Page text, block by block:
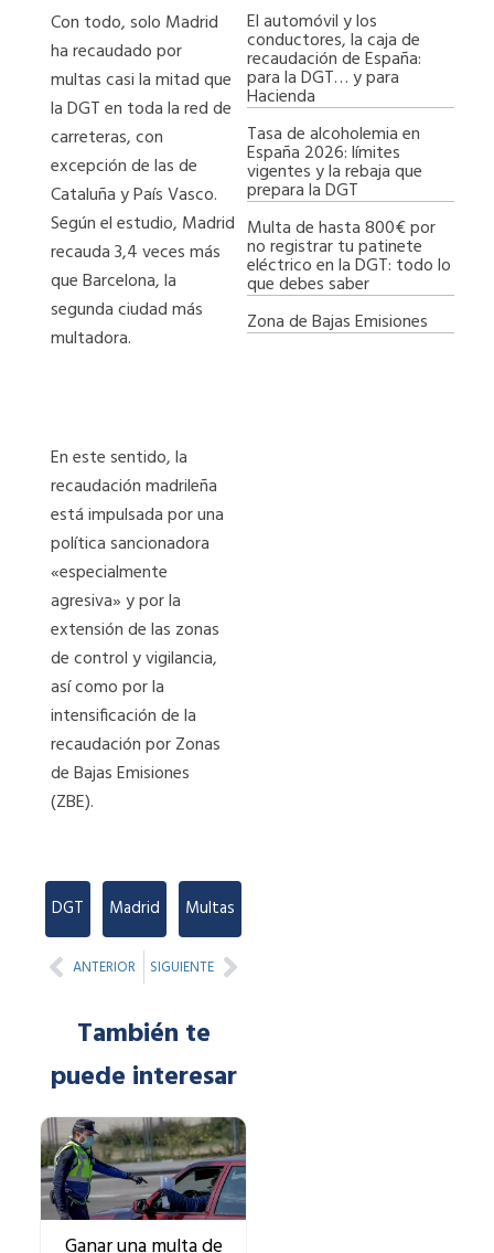
Con todo, solo Madrid
ha recaudado por
multas casi la mitad que
la DGT en toda la red de
carreteras, con
excepción de las de
Cataluña y País Vasco.
Según el estudio, Madrid
recauda 3,4 veces más
que Barcelona, la
segunda ciudad más
multadora.
En este sentido, la
recaudación madrileña
está impulsada por una
política sancionadora
«especialmente
agresiva» y por la
extensión de las zonas
de control y vigilancia,
así como por la
intensificación de la
recaudación por Zonas
de Bajas Emisiones
(ZBE).
DGT Madrid Multas
Prev
ANTERIOR SIGUIENTENext
También te
puede interesar
Ganar una multa de
El automóvil y los
conductores, la caja de
recaudación de España:
para la DGT… y para
Hacienda
Tasa de alcoholemia en
España 2026: límites
vigentes y la rebaja que
prepara la DGT
Multa de hasta 800€ por
no registrar tu patinete
eléctrico en la DGT: todo lo
que debes saber
Zona de Bajas Emisiones